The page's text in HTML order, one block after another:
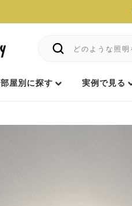
部屋別に探す 実例で見る